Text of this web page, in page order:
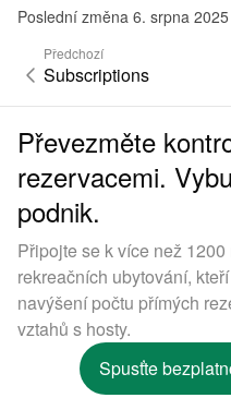
Poslední změna 6. srpna 2025
Předchozí
Subscriptions
Převezměte
rezervacemi.
podnik.
Připojte se k více než
rekreačních ubytování,
navýšení počtu přímých
vztahů s hosty.
Spusťte